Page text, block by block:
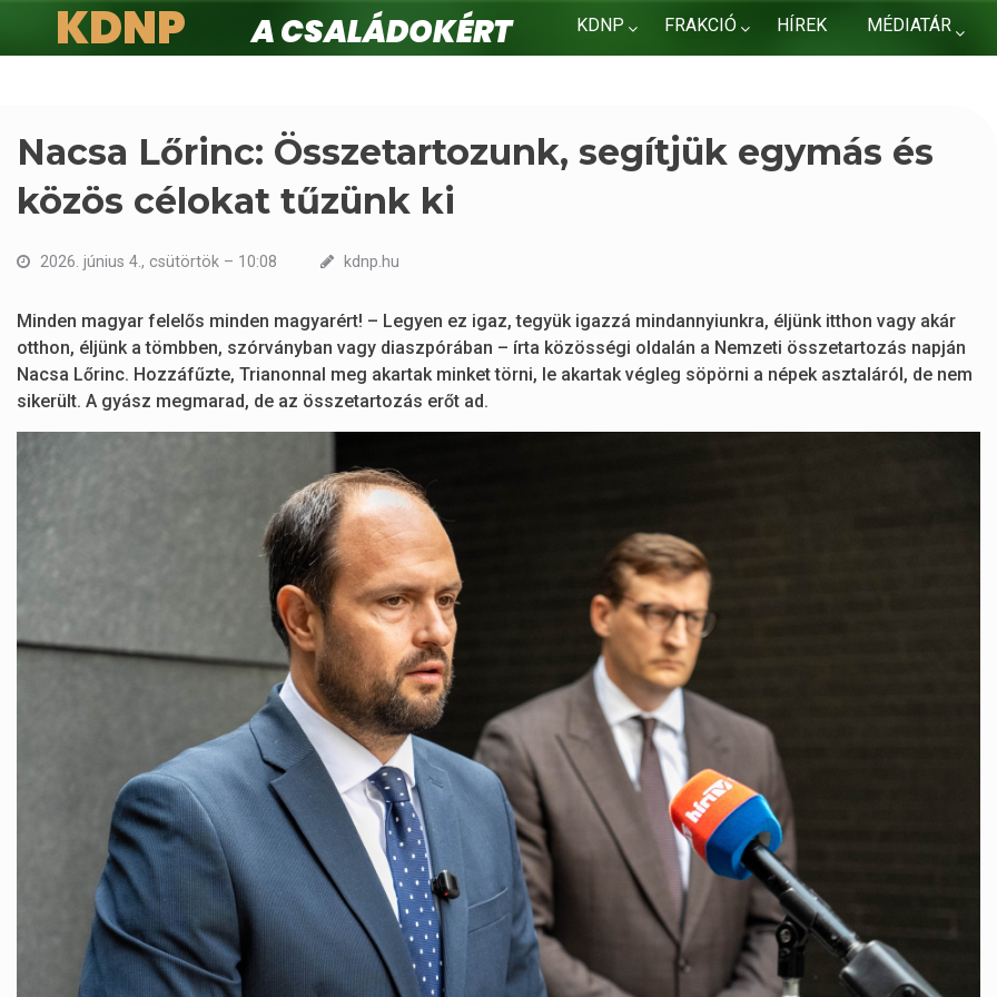
KDNP FRAKCIÓ HÍREK MÉDIATÁR
KDNP
A családokért.
Nacsa Lőrinc: Összetartozunk, segítjük egymás és
közös célokat tűzünk ki
2026. június 4., csütörtök – 10:08 kdnp.hu
Minden magyar felelős minden magyarért! – Legyen ez igaz, tegyük igazzá mindannyiunkra, éljünk itthon vagy akár
otthon, éljünk a tömbben, szórványban vagy diaszpórában – írta közösségi oldalán a Nemzeti összetartozás napján
Nacsa Lőrinc. Hozzáfűzte, Trianonnal meg akartak minket törni, le akartak végleg söpörni a népek asztaláról, de nem
sikerült. A gyász megmarad, de az összetartozás erőt ad.